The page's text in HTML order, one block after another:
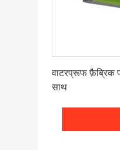
वाटरप्रूफ फ़ैब्रिक
साथ